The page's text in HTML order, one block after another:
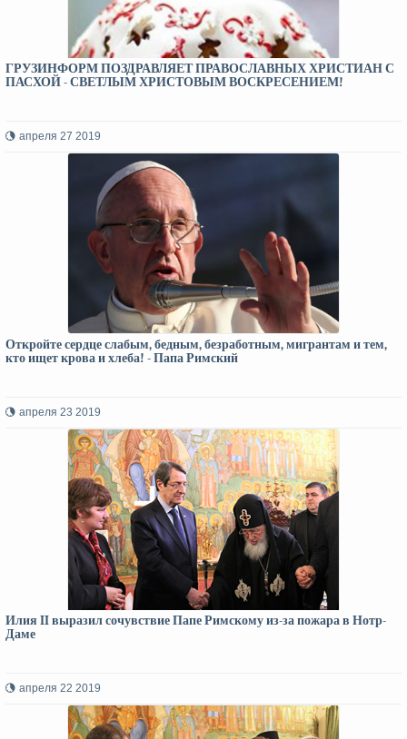
ГРУЗИНФОРМ ПОЗДРАВЛЯЕТ ПРАВОСЛАВНЫХ ХРИСТИАН С
ПАСХОЙ - СВЕТЛЫМ ХРИСТОВЫМ ВОСКРЕСЕНИЕМ!
апреля 27 2019
Откройте сердце слабым, бедным, безработным, мигрантам и тем,
кто ищет крова и хлеба! - Папа Римский
апреля 23 2019
Илия II выразил сочувствие Папе Римскому из-за пожара в Нотр-
Даме
апреля 22 2019